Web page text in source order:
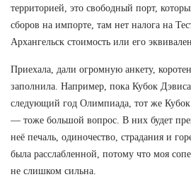
территорией, это свободный порт,
сборов на импорте, там нет налога на
Архангельск стоимость или его
Приехала, дали огромную анкету,
заполнила. Например, пока Кубок
следующий год Олимпиада, тот же
— тоже большой вопрос. В них будет
неё печаль, одиночество, страдания и
была расслабленной, потому что моя
не слишком сильна.